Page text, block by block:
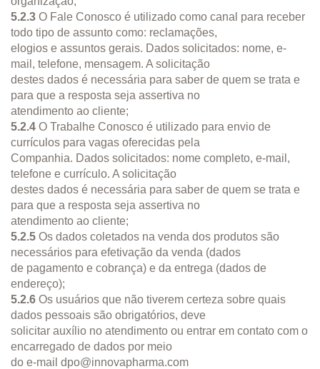
5.2.3 O Fale Conosco é utilizado como canal para receber
todo tipo de assunto como: reclamações,
elogios e assuntos gerais. Dados solicitados: nome, e-
mail, telefone, mensagem. A solicitação
destes dados é necessária para saber de quem se trata e
para que a resposta seja assertiva no
atendimento ao cliente;
5.2.4 O Trabalhe Conosco é utilizado para envio de
currículos para vagas oferecidas pela
Companhia. Dados solicitados: nome completo, e-mail,
telefone e currículo. A solicitação
destes dados é necessária para saber de quem se trata e
para que a resposta seja assertiva no
atendimento ao cliente;
5.2.5 Os dados coletados na venda dos produtos são
necessários para efetivação da venda (dados
de pagamento e cobrança) e da entrega (dados de
endereço);
5.2.6 Os usuários que não tiverem certeza sobre quais
dados pessoais são obrigatórios, deve
solicitar auxílio no atendimento ou entrar em contato com o
encarregado de dados por meio
do e-mail dpo@innovapharma.com